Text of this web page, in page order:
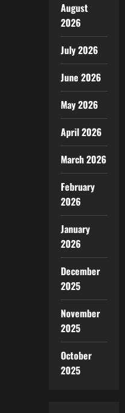
August
2026
July 2026
June 2026
May 2026
April 2026
March 2026
February
2026
January
2026
December
2025
November
2025
October
2025